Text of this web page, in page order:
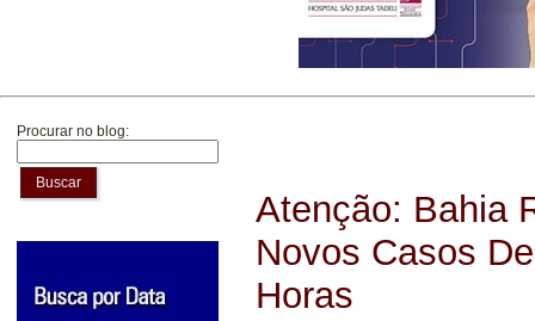
Procurar no blog:
Buscar
Atenção: Bahia
Novos Casos
Horas